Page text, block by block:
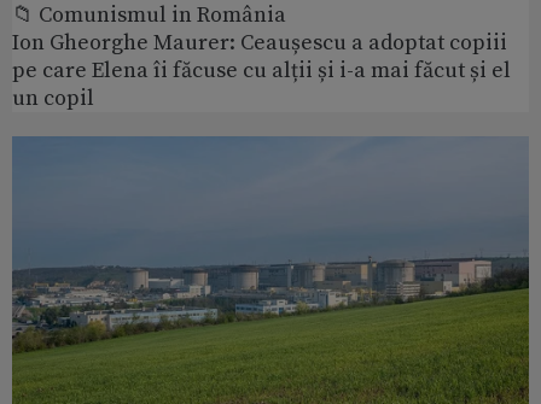
📁 Comunismul in România
Ion Gheorghe Maurer: Ceaușescu a adoptat copiii
pe care Elena îi făcuse cu alții și i-a mai făcut și el
un copil